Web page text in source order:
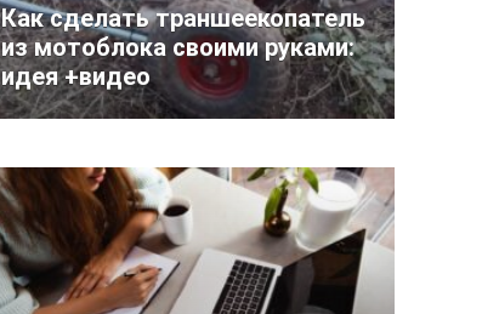
Как сделать траншеекопатель
из мотоблока своими руками:
идея +видео